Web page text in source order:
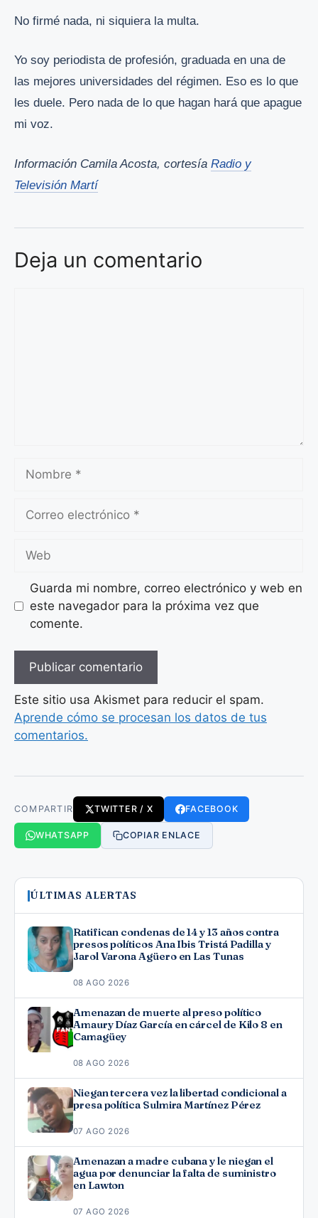
No firmé nada, ni siquiera la multa.
Yo soy periodista de profesión, graduada en una de
las mejores universidades del régimen. Eso es lo que
les duele. Pero nada de lo que hagan hará que apague
mi voz.
Información Camila Acosta, cortesía Radio y
Televisión Martí
Deja un comentario
electrónico
Guarda mi nombre, correo electrónico y web en
este navegador para la próxima vez que
comente.
Este sitio usa Akismet para reducir el spam.
Aprende cómo se procesan los datos de tus
comentarios.
COMPARTIR TWITTER / X FACEBOOK
WHATSAPP COPIAR ENLACE
ÚLTIMAS ALERTAS
Ratifican condenas de 14 y 13 años contra
presos políticos Ana Ibis Tristá Padilla y
Jarol Varona Agüero en Las Tunas
08 AGO 2026
Amenazan de muerte al preso político
Amaury Díaz García en cárcel de Kilo 8 en
Camagüey
08 AGO 2026
Niegan tercera vez la libertad condicional a
presa política Sulmira Martínez Pérez
07 AGO 2026
Amenazan a madre cubana y le niegan el
agua por denunciar la falta de suministro
en Lawton
07 AGO 2026